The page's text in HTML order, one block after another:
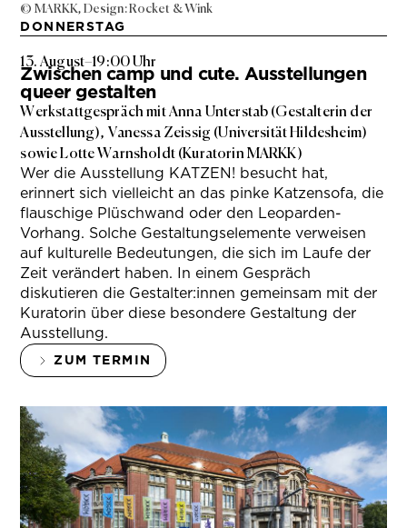
© MARKK, Design: Rocket & Wink
DONNERSTAG
13. August–19:00 Uhr
Zwischen camp und cute. Ausstellungen
queer gestalten
Werkstattgespräch mit Anna Unterstab (Gestalterin der
Ausstellung), Vanessa Zeissig (Universität Hildesheim)
sowie Lotte Warnsholdt (Kuratorin MARKK)
Wer die Ausstellung KATZEN! besucht hat,
erinnert sich vielleicht an das pinke Katzensofa, die
flauschige Plüschwand oder den Leoparden-
Vorhang. Solche Gestaltungselemente verweisen
auf kulturelle Bedeutungen, die sich im Laufe der
Zeit verändert haben. In einem Gespräch
diskutieren die Gestalter:innen gemeinsam mit der
Kuratorin über diese besondere Gestaltung der
Ausstellung.
ZUM TERMIN